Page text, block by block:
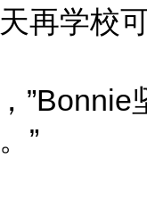
再学校
”Bonnie
”